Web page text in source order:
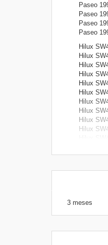
Paseo
Paseo
Paseo
Paseo
Hilux
Hilux
Hilux
Hilux
Hilux
Hilux
Hilux
Hilux
Hilux
Hilux
Hilux
Hilux
3 meses